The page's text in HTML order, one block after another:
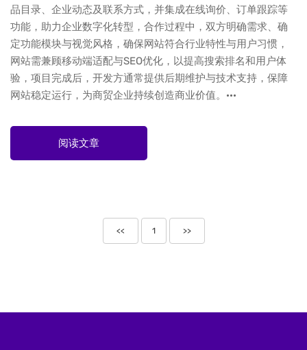
品目录、企业动态及联系方式，并集成在线询价、订单跟踪等
功能，助力企业数字化转型，合作过程中，双方明确需求、确
定功能模块与视觉风格，确保网站符合行业特性与用户习惯，
网站需兼顾移动端适配与SEO优化，以提高搜索排名和用户体
验，项目完成后，开发方通常提供后期维护与技术支持，保障
网站稳定运行，为商贸企业持续创造商业价值。···
阅读文章
<< 1 >>